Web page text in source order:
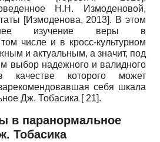
Н.Н. Измоденовой,
[Измоденова, 2013]. В этом
изучение веры в
числе и в кросс-культурном
и актуальным, а значит, под
выбор надежного и ва­лидного
качестве которого может
себя шкала
Дж. Тобасика [ 21].
в паранормальное
Тобасика